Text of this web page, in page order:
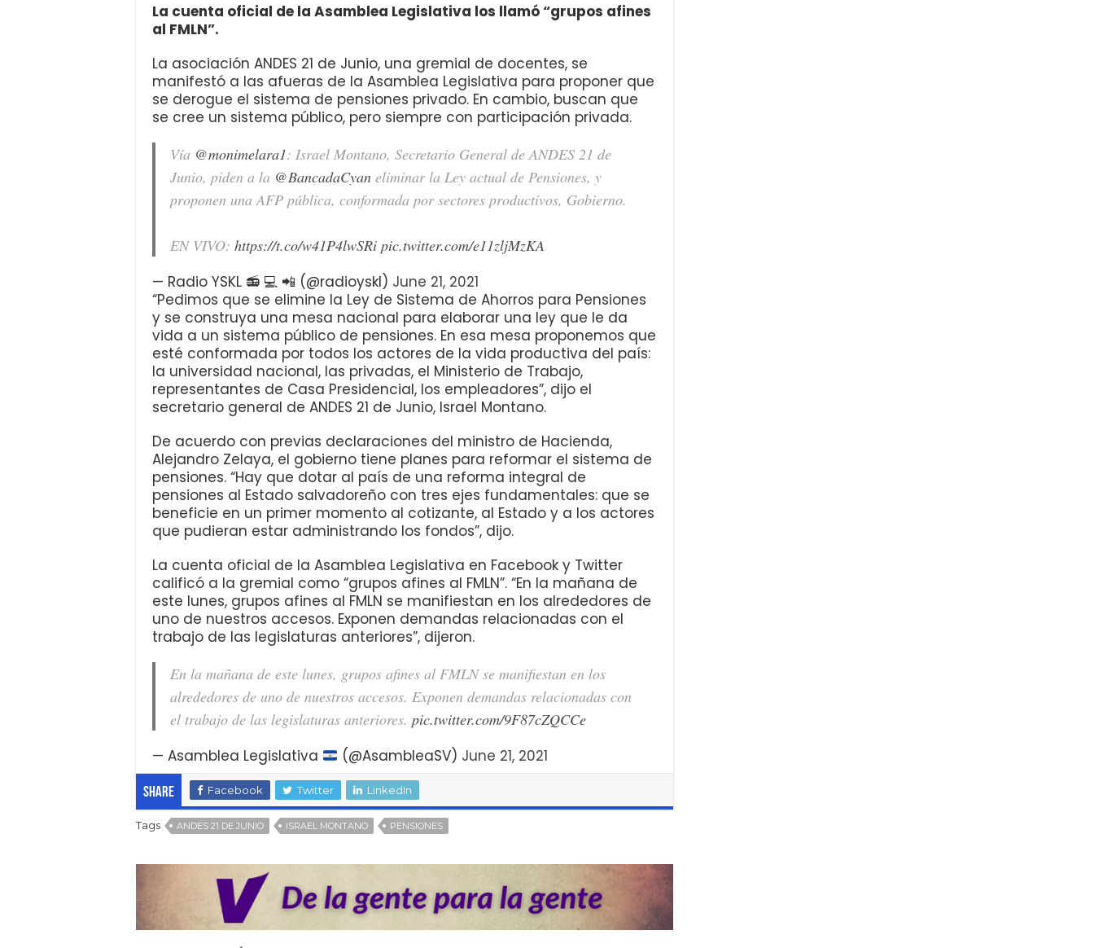
La cuenta oficial de la Asamblea Legislativa los llamó “grupos afines
al FMLN”.
La asociación ANDES 21 de Junio, una gremial de docentes, se
manifestó a las afueras de la Asamblea Legislativa para proponer que
se derogue el sistema de pensiones privado. En cambio, buscan que
se cree un sistema público, pero siempre con participación privada.
Vía @monimelara1: Israel Montano, Secretario General de ANDES 21 de
Junio, piden a la @BancadaCyan eliminar la Ley actual de Pensiones, y
proponen una AFP pública, conformada por sectores productivos, Gobierno.
EN VIVO: https://t.co/w41P4lwSRi pic.twitter.com/e11zljMzKA
— Radio YSKL 📻 💻 📲 (@radioyskl) June 21, 2021
“Pedimos que se elimine la Ley de Sistema de Ahorros para Pensiones
y se construya una mesa nacional para elaborar una ley que le da
vida a un sistema público de pensiones. En esa mesa proponemos que
esté conformada por todos los actores de la vida productiva del país:
la universidad nacional, las privadas, el Ministerio de Trabajo,
representantes de Casa Presidencial, los empleadores”, dijo el
secretario general de ANDES 21 de Junio, Israel Montano.
De acuerdo con previas declaraciones del ministro de Hacienda,
Alejandro Zelaya, el gobierno tiene planes para reformar el sistema de
pensiones. “Hay que dotar al país de una reforma integral de
pensiones al Estado salvadoreño con tres ejes fundamentales: que se
beneficie en un primer momento al cotizante, al Estado y a los actores
que pudieran estar administrando los fondos”, dijo.
La cuenta oficial de la Asamblea Legislativa en Facebook y Twitter
calificó a la gremial como “grupos afines al FMLN”. “En la mañana de
este lunes, grupos afines al FMLN se manifiestan en los alrededores de
uno de nuestros accesos. Exponen demandas relacionadas con el
trabajo de las legislaturas anteriores”, dijeron.
En la mañana de este lunes, grupos afines al FMLN se manifiestan en los
alrededores de uno de nuestros accesos. Exponen demandas relacionadas con
el trabajo de las legislaturas anteriores. pic.twitter.com/9F87cZQCCe
— Asamblea Legislativa
(@AsambleaSV) June 21, 2021
Share Facebook Twitter LinkedIn
Tags ANDES 21 DE JUNIO ISRAEL MONTANO PENSIONES